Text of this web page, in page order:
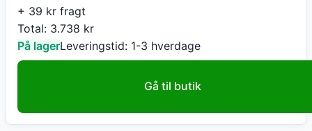
+ 39 kr fragt
Total: 3.738 kr
På lagerLeveringstid: 1-3 hverdage
Gå til butik